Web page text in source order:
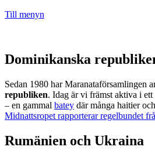
Till menyn
Dominikanska
Sedan 1980 har Maranataförsamlingen
republiken. Idag är vi främst aktiva i ett
– en gammal batey där många haitier
Midnattsropet rapporterar regelbundet
Rumänien och Ukraina